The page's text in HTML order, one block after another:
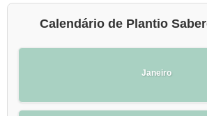
Calendário de Plantio
Janeiro